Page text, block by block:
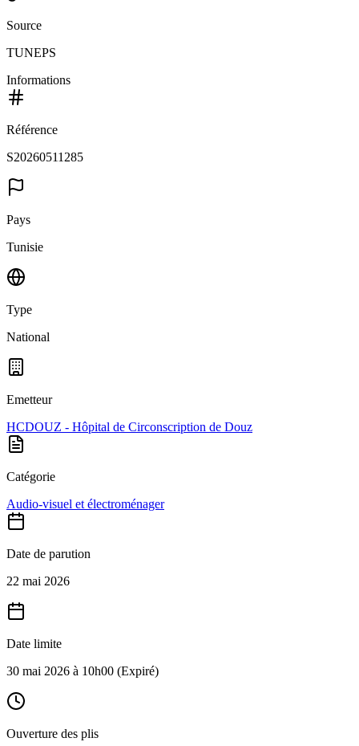
Source
TUNEPS
Informations
Référence
S20260511285
Pays
Tunisie
Type
National
Emetteur
HCDOUZ - Hôpital de Circonscription de Douz
Catégorie
Audio-visuel et électroménager
Date de parution
22 mai 2026
Date limite
30 mai 2026 à 10h00 (Expiré)
Ouverture des plis